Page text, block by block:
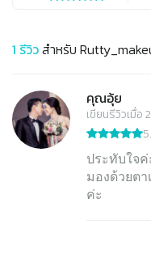
1 รีวิวสำหรับ
คุณอุ้ย
เขียนรีวิวเมื่อ
ประทับใจ
มองด้วยต
ค่ะ